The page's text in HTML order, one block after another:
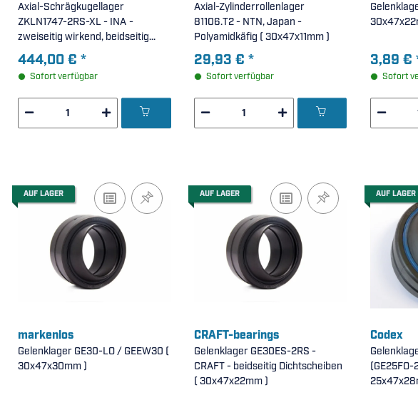
Axial-Schrägkugellager
ZKLN1747-2RS-XL - INA -
zweiseitig wirkend, beidseitig
Lippendichtung, X-life (
17x47x25mm )
444,00 € *
Sofort verfügbar
Axial-Zylinderrollenlager
81106.T2 - NTN, Japan -
Polyamidkäfig ( 30x47x11mm )
29,93 € *
Sofort verfügbar
3,89 €
Sofort
AUF LAGER
markenlos
Gelenklager GE30-LO / GEEW30 (
30x47x30mm )
AUF LAGER
CRAFT-bearings
Gelenklager GE30ES-2RS -
CRAFT - beidseitig Dichtscheiben
( 30x47x22mm )
AUF LAGER
Codex
(GE25FO-